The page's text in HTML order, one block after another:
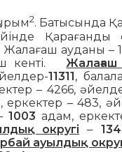
2. Батысында
Қарағанды
ауданы – 1
кенті.
11311,
– 4266,
еркектер – 483,
1003 адам,
округі –
ауылдық